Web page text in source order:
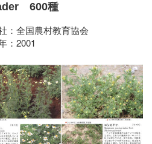
600種
：全国農村教育協会
：2001